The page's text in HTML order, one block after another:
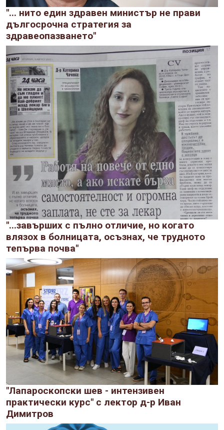
"... нито един здравен министър не прави
дългосрочна стратегия за
здравеопазването"
"...завърших с пълно отличие, но когато
влязох в болницата, осъзнах, че трудното
тепърва почва"
"Лапароскопски шев - интензивен
практически курс" с лектор д-р Иван
Димитров